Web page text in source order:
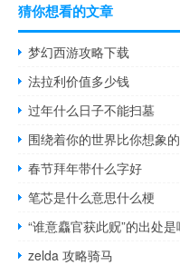
猜你想看的文章
梦幻西游攻略下载
法拉利价值多少钱
过年什么日子不能扫墓
春节拜年带什么字好
笔芯是什么意思什么梗
“谁意麤官获此贶”的出处是
zelda 攻略骑马